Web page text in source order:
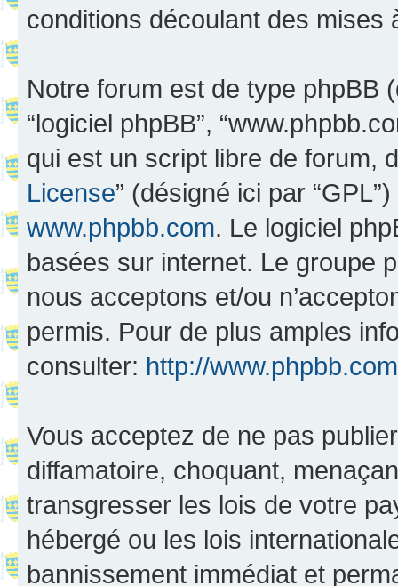
conditions découlant des mises
Notre forum est de type phpBB
“logiciel phpBB”,
qui est un script libre de forum,
License” (désigné ici par
www.phpbb.com. Le logiciel
basées sur internet. Le groupe
nous acceptons et/ou
permis. Pour de plus amples
consulter: http://
Vous acceptez de ne pas
diffamatoire, choquant,
transgresser les lois de votre
hébergé ou les lois
bannissement immédiat et